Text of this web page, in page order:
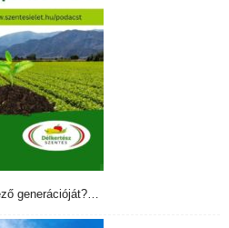
generációját?…